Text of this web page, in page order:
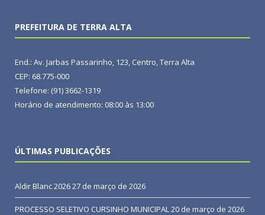
PREFEITURA DE TERRA ALTA
End.: Av. Jarbas Passarinho, 123, Centro, Terra Alta
CEP: 68.775-000
Telefone: (91) 3662-1319
Horário de atendimento: 08:00 às 13:00
ÚLTIMAS PUBLICAÇÕES
Aldir Blanc 202627 de março de 2026
PROCESSO SELETIVO CURSINHO MUNICIPAL20 de março de 2026